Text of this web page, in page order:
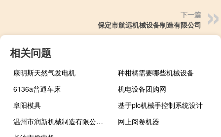
下一篇
保定市航远机械设备制造有限公司
相关问题
康明斯天然气发电机
种柑橘需要哪些机械设备
6136a普通车床
机电设备团购网
阜阳模具
基于plc机械手控制系统设计
温州市润新机械制造有限公司官网
网上阅卷机器